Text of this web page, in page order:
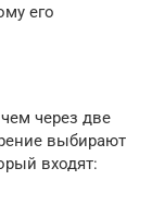
его
через две
выбирают
входят: